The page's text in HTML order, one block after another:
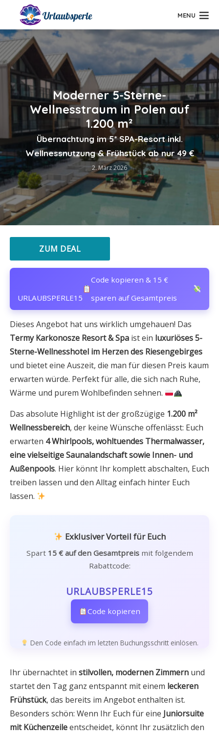
MENU
Moderner 5-Sterne-
Wellnesstraum in Polen auf
1.200 m²
Übernachtung im 5* SPA-Resort inkl.
Wellnessnutzung & Frühstück ab nur 49 €
2. März 2026
ZUM DEAL
URLAUBSPERLE15
Code kopieren & 15 €
sparen auf Gesamtpreis
Dieses Angebot hat uns wirklich umgehauen! Das
Termy Karkonosze Resort & Spa ist ein luxuriöses 5-
Sterne-Wellnesshotel im Herzen des Riesengebirges
und bietet eine Auszeit, die man für diesen Preis kaum
erwarten würde. Perfekt für alle, die sich nach Ruhe,
Wärme und purem Wohlbefinden sehnen.
Das absolute Highlight ist der großzügige 1.200 m²
Wellnessbereich, der keine Wünsche offenlässt: Euch
erwarten 4 Whirlpools, wohltuendes Thermalwasser,
eine vielseitige Saunalandschaft sowie Innen- und
Außenpools. Hier könnt Ihr komplett abschalten, Euch
treiben lassen und den Alltag einfach hinter Euch
lassen.
Exklusiver Vorteil für Euch
Spart 15 € auf den Gesamtpreismit folgendem
Rabattcode:
URLAUBSPERLE15
Code kopieren
Den Code einfach im letzten Buchungsschritt einlösen.
Ihr übernachtet in stilvollen, modernen Zimmern und
startet den Tag ganz entspannt mit einem leckeren
Frühstück, das bereits im Angebot enthalten ist.
Besonders schön: Wenn Ihr Euch für eine Juniorsuite
mit Küchenzeileentscheidet, könnt Ihr zusätzlich den